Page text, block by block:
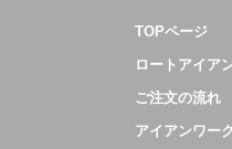
TOPページ
ロートアイア
ご注文の流れ
アイアンワー